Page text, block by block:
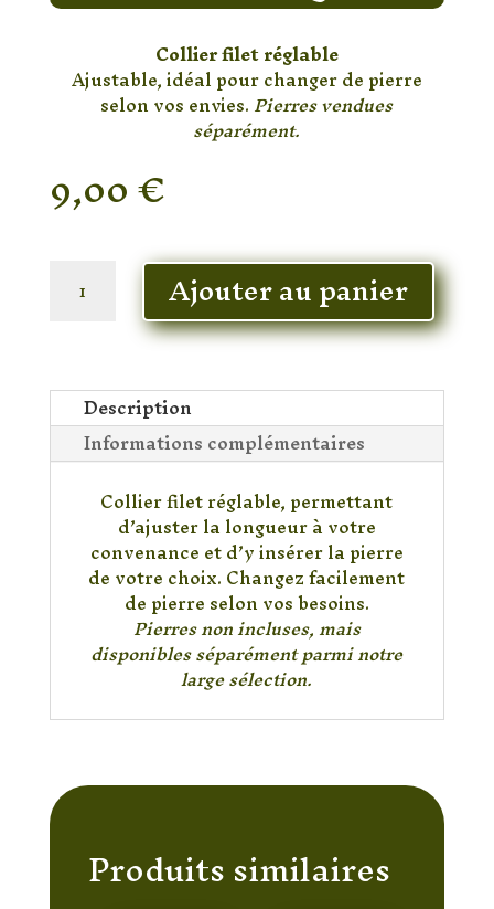
Collier filet réglable
Ajustable, idéal pour changer de pierre
selon vos envies.Pierres vendues
séparément.
9,00€
Ajouter au panier
Description
Informations complémentaires
Collier filet réglable, permettant
d’ajuster la longueur à votre
convenance et d’y insérer la pierre
de votre choix. Changez facilement
de pierre selon vos besoins.
Pierres non incluses, mais
disponibles séparément parmi notre
large sélection.
Produits similaires